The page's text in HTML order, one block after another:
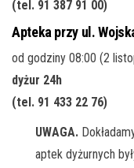
(tel. 91 387 91 00)
Apteka przy ul.
od godziny 08:00 (2
dyżur 24h
(tel. 91 433 22 76)
UWAGA.
aptek dyżurnych